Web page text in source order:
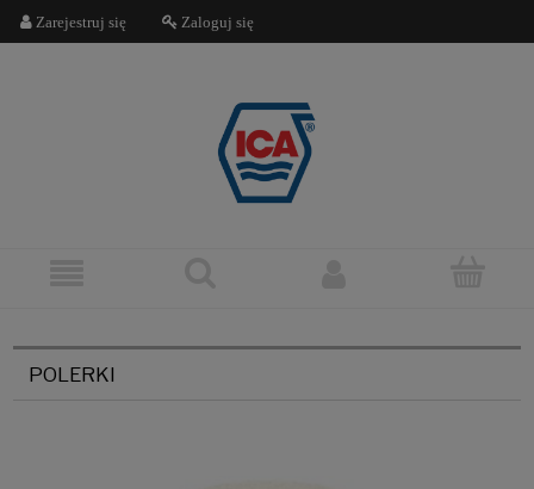
Zarejestruj się Zaloguj się
POLERKI